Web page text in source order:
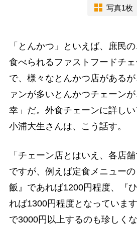
写真1枚
「とんかつ」といえば、庶民
食べられるファストフードチ
で、様々なとんかつ店がある
ァンが多いとんかつチェーン
幸」だ。外食チェーンに詳し
小浦大生さんは、こう話す。
「チェーン店とはいえ、各店
ですが、例えば定食メニュー
飯』であれば1200円程度、『
れば1300円程度となっていま
で3000円以上するのも珍しく